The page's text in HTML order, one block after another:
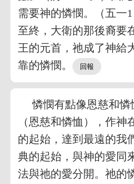
需要神的憐憫。（五一1
至終，大衛的那後裔要
王的元首，祂成了神給
靠的憐憫。
憐憫有點像恩慈和憐
（恩慈和憐恤），作神
的起始，達到最遠的我
典的起始，與神的愛同
法與祂的愛分開。祂的